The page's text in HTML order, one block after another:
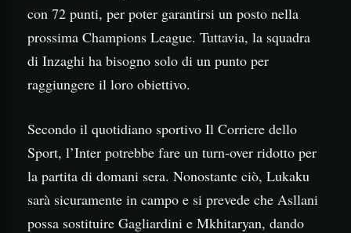
con 72 punti, per poter garantirsi un posto nella
prossima Champions League. Tuttavia, la squadra
di Inzaghi ha bisogno solo di un punto per
raggiungere il loro obiettivo.
Secondo il quotidiano sportivo Il Corriere dello
Sport, l’Inter potrebbe fare un turn-over ridotto per
la partita di domani sera. Nonostante ciò, Lukaku
sarà sicuramente in campo e si prevede che Asllani
possa sostituire Gagliardini e Mkhitaryan, dando